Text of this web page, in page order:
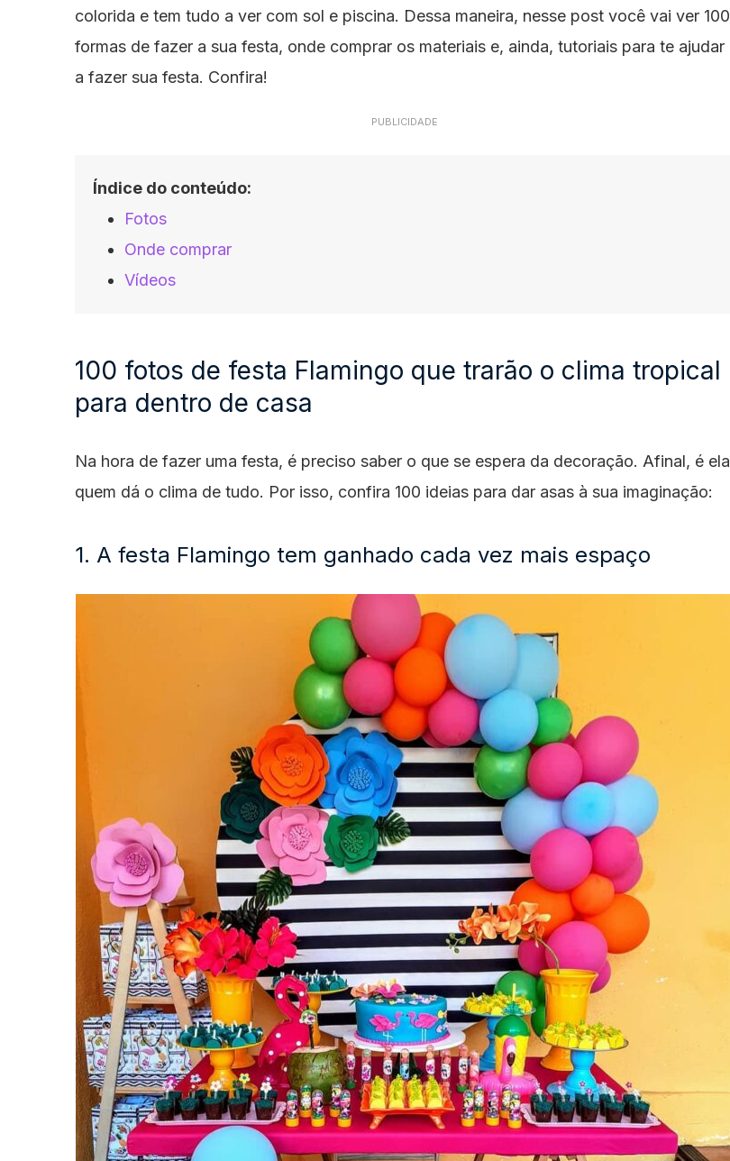
colorida e tem tudo a ver com sol e piscina. Dessa maneira, nesse post você vai ver 100
formas de fazer a sua festa, onde comprar os materiais e, ainda, tutoriais para te ajudar
a fazer sua festa. Confira!
PUBLICIDADE
Índice do conteúdo:
Fotos
Onde comprar
Vídeos
100 fotos de festa Flamingo que trarão o clima tropical
para dentro de casa
Na hora de fazer uma festa, é preciso saber o que se espera da decoração. Afinal, é ela
quem dá o clima de tudo. Por isso, confira 100 ideias para dar asas à sua imaginação:
1. A festa Flamingo tem ganhado cada vez mais espaço